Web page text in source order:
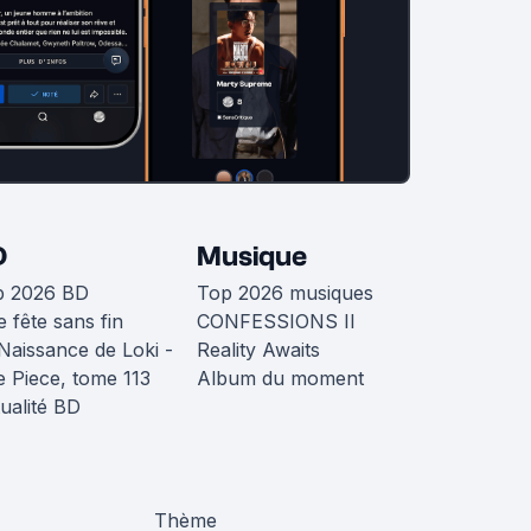
2026 BD
fête sans fin
de Loki -
Piece, tome 113
BD
Musique
Top 2026 musiques
CONFESSIONS II
Reality Awaits
Album du moment
Thème